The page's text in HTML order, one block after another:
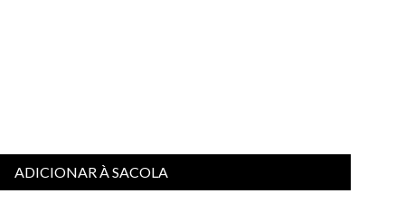
ADICIONAR À SACOLA